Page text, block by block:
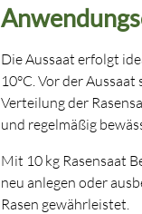
Die Aussaat erfolgt
10°C. Vor der
Verteilung der
und regelmäßig
Mit 10 kg Rasensaat
neu anlegen oder
Rasen gewährleistet.